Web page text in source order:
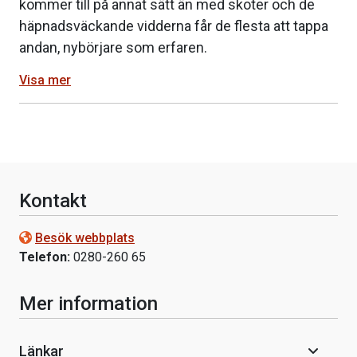
kommer till på annat sätt än med skoter och de
häpnadsväckande vidderna får de flesta att tappa
andan, nybörjare som erfaren.
Visa mer
Kontakt
Besök webbplats
Telefon: 0280-260 65
Mer information
Länkar